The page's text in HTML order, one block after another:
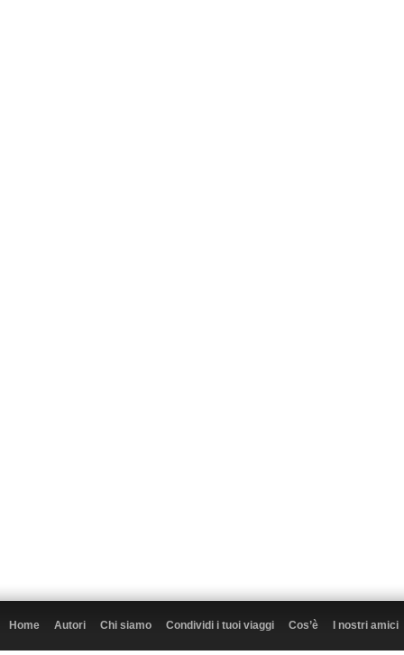
Home Autori Chi siamo Condividi i tuoi viaggi Cos’è I nostri amici